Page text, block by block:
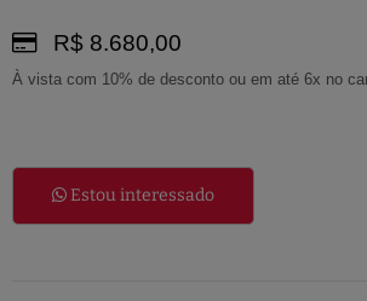
R$ 8.680,00
À vista com 10% de desconto ou em até 6x no
Estou interessado